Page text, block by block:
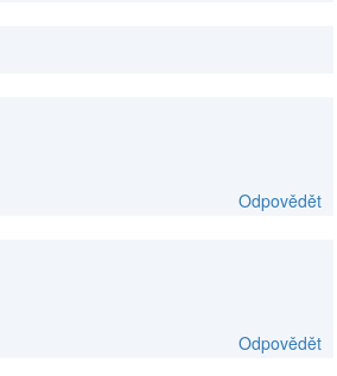
Odpovědět
Odpovědět